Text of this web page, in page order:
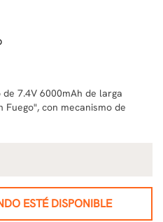
7.4V 6000mAh de larga
con mecanismo de
ESTÉ DISPONIBLE